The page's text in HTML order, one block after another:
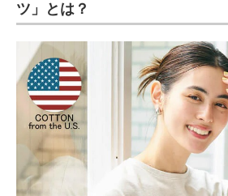
建設×テクノロジーの最前線
ちょっと気になるネットの話題
ツ」とは？